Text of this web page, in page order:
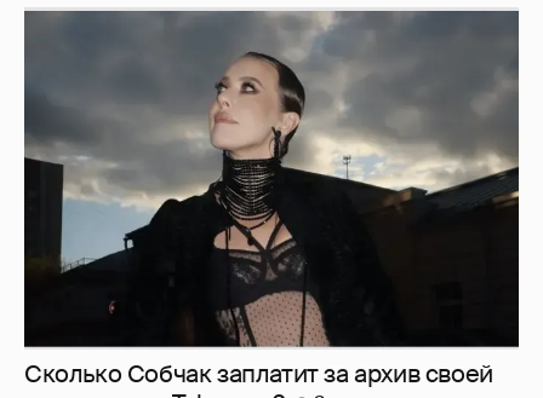
Сколько Собчак заплатит за архив своей